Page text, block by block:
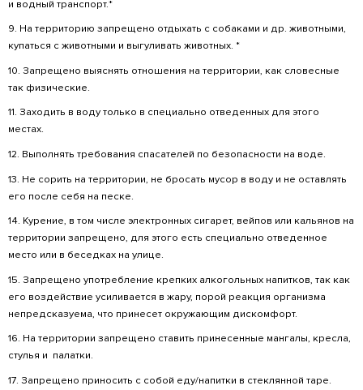
Правила пребывания в летний период
Для вашего комфортного и безопасного
1. Уважительное отношение друг к другу и
2. Ваше имущество — это ваша
3. Шезлонги и лежаки приобретаются на
нет. Бронирование недоступно.
4. Приходя с ребенком не оставляйте его